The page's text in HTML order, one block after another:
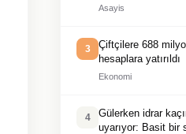
Asayis
3
Çiftçilere 688
hesaplara yatırıldı
Ekonomi
4
Gülerken idrar
uyarıyor: Basit bir